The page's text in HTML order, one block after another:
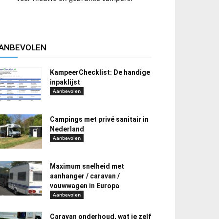
KampeerChecklist: De handige
inpaklijst
Aanbevolen
Campings met privé sanitair in
Nederland
Aanbevolen
Maximum snelheid met
aanhanger / caravan /
vouwwagen in Europa
Aanbevolen
Caravan onderhoud, wat je zelf